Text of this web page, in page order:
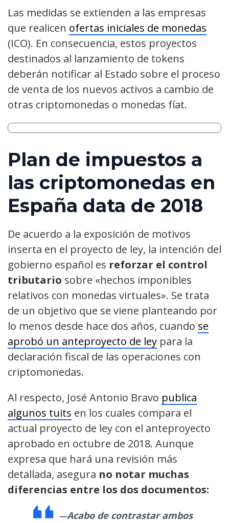
Las medidas se extienden a las empresas
que realicen ofertas iniciales de monedas
(ICO). En consecuencia, estos proyectos
destinados al lanzamiento de tokens
deberán notificar al Estado sobre el proceso
de venta de los nuevos activos a cambio de
otras criptomonedas o monedas fíat.
Plan de impuestos a
las criptomonedas en
España data de 2018
De acuerdo a la exposición de motivos
inserta en el proyecto de ley, la intención del
gobierno español es reforzar el control
tributario sobre «hechos imponibles
relativos con monedas virtuales». Se trata
de un objetivo que se viene planteando por
lo menos desde hace dos años, cuando se
aprobó un anteproyecto de ley para la
declaración fiscal de las operaciones con
criptomonedas.
Al respecto, José Antonio Bravo publica
algunos tuits en los cuales compara el
actual proyecto de ley con el anteproyecto
aprobado en octubre de 2018. Aunque
expresa que hará una revisión más
detallada, asegura no notar muchas
diferencias entre los dos documentos:
Acabo de contrastar ambos